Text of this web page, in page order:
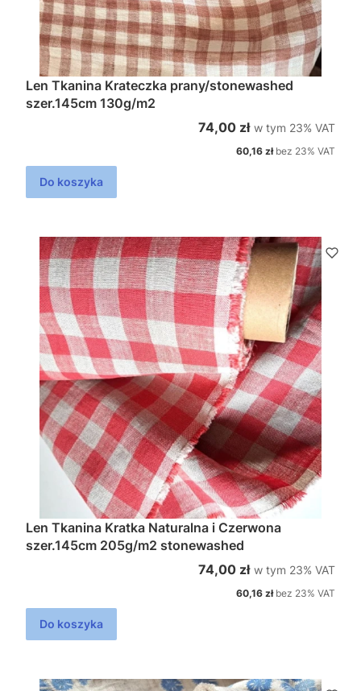
Len Tkanina Krateczka prany/stonewashed
szer.145cm 130g/m2
Cena brutto
74,00 zł w tym %s VAT
w tym 23% VAT
Cena netto
60,16 zł bez 23% VAT
Do koszyka
Len Tkanina Kratka Naturalna i Czerwona
szer.145cm 205g/m2 stonewashed
Cena brutto
74,00 zł w tym %s VAT
w tym 23% VAT
Cena netto
60,16 zł bez 23% VAT
Do koszyka